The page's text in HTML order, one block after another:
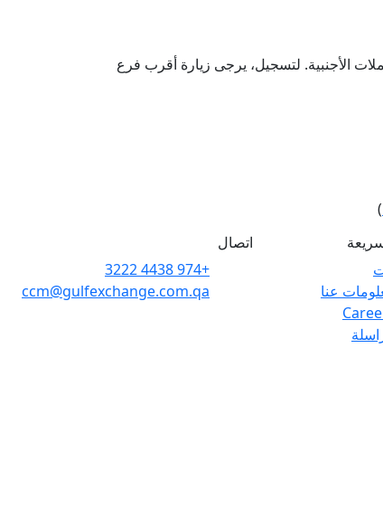
الأجنبية. لتسجيل، يرجى زيارة أقرب فرع
)
عنا
اتصال
+974 4438 3222
ccm@gulfexchange.com.qa